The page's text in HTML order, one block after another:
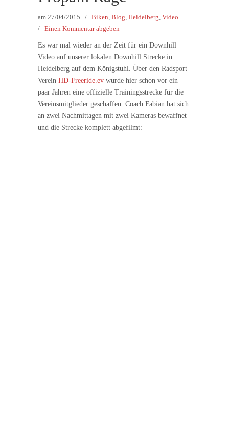
am 27/04/2015 / Biken Blog Heidelberg Video
/ Einen Kommentar abgeben
Es war mal wieder an der Zeit für ein Downhill
Video auf unserer lokalen Downhill Strecke in
Heidelberg auf dem Königstuhl. Über den Radsport
Verein HD-Freeride.ev wurde hier schon vor ein
paar Jahren eine offizielle Trainingsstrecke für die
Vereinsmitglieder geschaffen. Coach Fabian hat sich
an zwei Nachmittagen mit zwei Kameras bewaffnet
und die Strecke komplett abgefilmt: